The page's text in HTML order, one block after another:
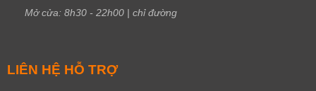
Mở cửa: 8h30 - 22h00 | chỉ đường
LIÊN HỆ HỖ TRỢ